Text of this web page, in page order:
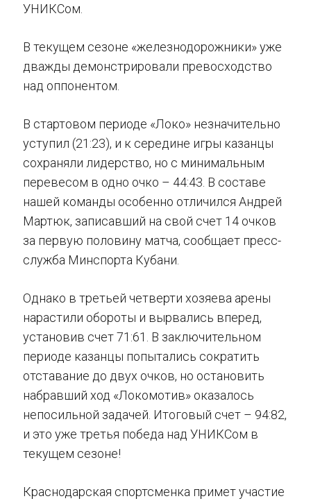
УНИКСом.
В текущем сезоне «железнодорожники» уже
дважды демонстрировали превосходство
над оппонентом.
В стартовом периоде «Локо» незначительно
уступил (21:23), и к середине игры казанцы
сохраняли лидерство, но с минимальным
перевесом в одно очко – 44:43. В составе
нашей команды особенно отличился Андрей
Мартюк, записавший на свой счет 14 очков
за первую половину матча, сообщает пресс-
служба Минспорта Кубани.
Однако в третьей четверти хозяева арены
нарастили обороты и вырвались вперед,
установив счет 71:61. В заключительном
периоде казанцы попытались сократить
отставание до двух очков, но остановить
набравший ход «Локомотив» оказалось
непосильной задачей. Итоговый счет – 94:82,
и это уже третья победа над УНИКСом в
текущем сезоне!
Краснодарская спортсменка примет участие